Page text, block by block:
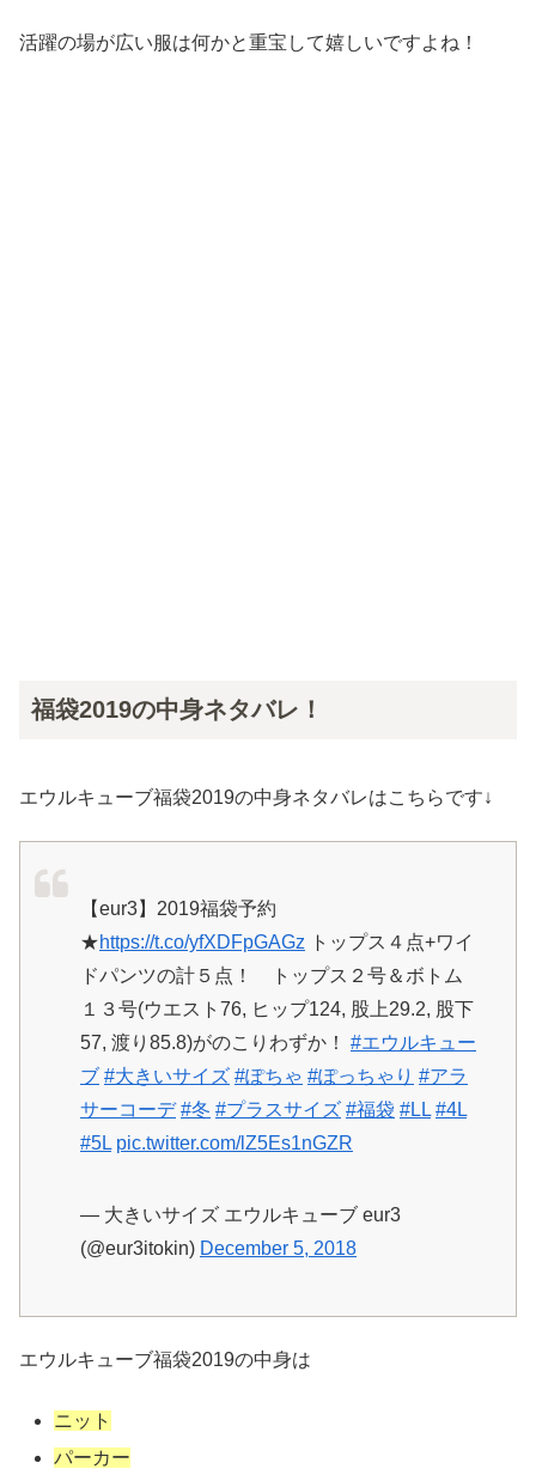
活躍の場が広い服は何かと重宝して嬉しいですよね！
福袋2019の中身ネタバレ！
エウルキューブ福袋2019の中身ネタバレはこちらです↓
【eur3】2019福袋予約
★https://t.co/yfXDFpGAGz トップス４点+ワイ
ドパンツの計５点！ トップス２号＆ボトム
１３号(ウエスト76, ヒップ124, 股上29.2, 股下
57, 渡り85.8)がのこりわずか！ #エウルキュー
ブ #大きいサイズ #ぽちゃ #ぽっちゃり #アラ
サーコーデ #冬 #プラスサイズ #福袋 #LL #4L
#5L pic.twitter.com/lZ5Es1nGZR
— 大きいサイズ エウルキューブ eur3
(@eur3itokin) December 5, 2018
エウルキューブ福袋2019の中身は
ニット
パーカー